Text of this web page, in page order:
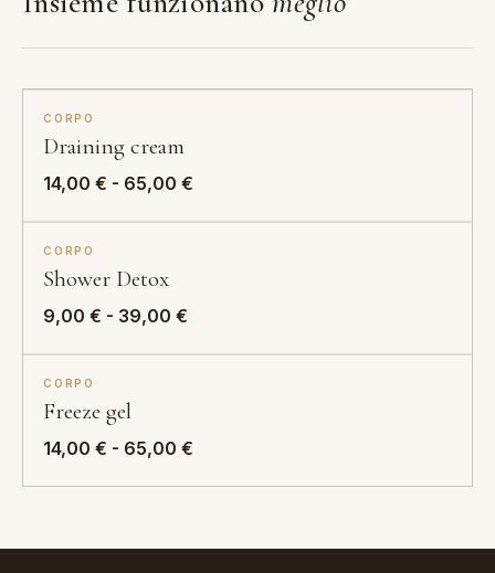
CORPO
Draining cream
14,00 € - 65,00 €
CORPO
Shower Detox
9,00 € - 39,00 €
a
CORPO
Freeze gel
14,00 € - 65,00 €
14,00 €